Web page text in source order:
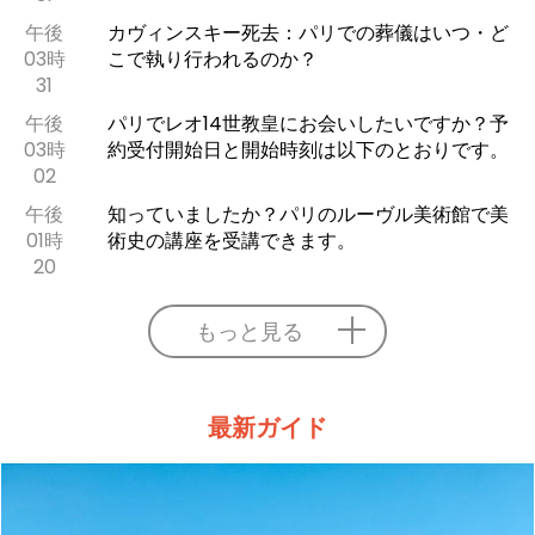
午後
03時
31
カヴィンスキー死去：パリでの葬儀はいつ・ど
こで執り行われるのか？
午後
03時
02
パリでレオ14世教皇にお会いしたいですか？予
約受付開始日と開始時刻は以下のとおりです。
午後
01時
20
知っていましたか？パリのルーヴル美術館で美
術史の講座を受講できます。
もっと見る
最新ガイド